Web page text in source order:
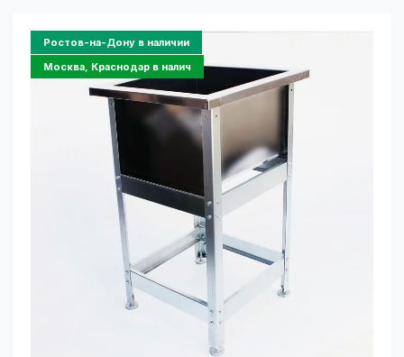
Ростов-на-Дону в наличии
Москва, Краснодар в налич